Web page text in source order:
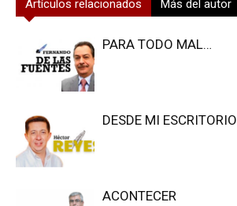
Artículos relacionados Más del autor
PARA TODO MAL…
DESDE MI ESCRITORIO
ACONTECER